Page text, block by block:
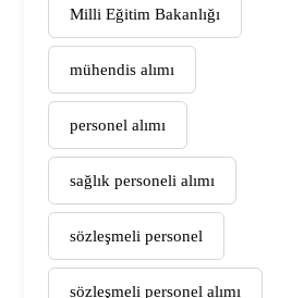
Milli Eğitim Bakanlığı
mühendis alımı
personel alımı
sağlık personeli alımı
sözleşmeli personel
sözleşmeli personel alımı